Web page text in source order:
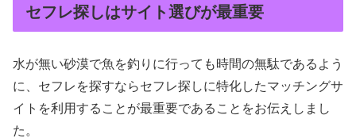
セフレ探しはサイト選びが最重要
水が無い砂漠で魚を釣りに行っても時間の無駄であるよう
に、セフレを探すならセフレ探しに特化したマッチングサ
イトを利用することが最重要であることをお伝えしまし
た。